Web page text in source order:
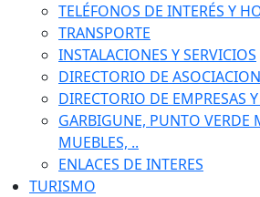
TELÉFONOS DE INTERÉS Y
TRANSPORTE
INSTALACIONES Y SERVICIOS
DIRECTORIO DE
DIRECTORIO DE EMPRESAS
GARBIGUNE, PUNTO VERDE
MUEBLES, ..
ENLACES DE INTERES
TURISMO